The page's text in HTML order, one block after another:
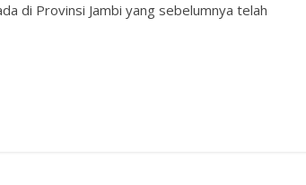
di Provinsi Jambi yang sebelumnya telah